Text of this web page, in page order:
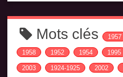
Mots clés 1957
1958 1952 1954 1995
2003 1924-1925 2002